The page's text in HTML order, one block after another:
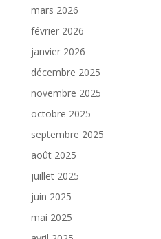
mars 2026
février 2026
janvier 2026
décembre 2025
novembre 2025
octobre 2025
septembre 2025
août 2025
juillet 2025
juin 2025
mai 2025